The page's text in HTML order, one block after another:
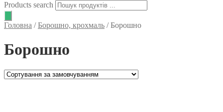
Products search
Головна /Борошно, крохмаль /Борошно
Борошно